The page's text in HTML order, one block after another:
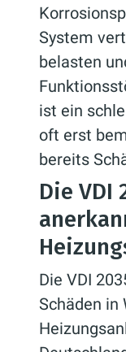
System
belasten
ist ein
oft erst
bereits
Die VDI
Die VDI
Schäden in